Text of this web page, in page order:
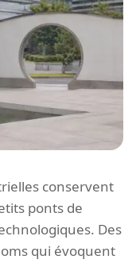
conservent
ponts de
Des
qui évoquent